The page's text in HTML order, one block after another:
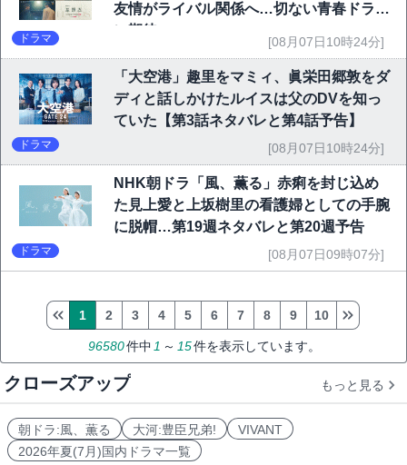
友情がライバル関係へ…切ない青春ドラマ
に期待
ドラマ [08月07日10時24分]
「大空港」趣里をマミィ、眞栄田郷敦をダ
ディと話しかけたルイスは父のDVを知っ
ていた【第3話ネタバレと第4話予告】
ドラマ [08月07日10時24分]
NHK朝ドラ「風、薫る」赤痢を封じ込め
た見上愛と上坂樹里の看護婦としての手腕
に脱帽…第19週ネタバレと第20週予告
ドラマ [08月07日09時07分]
96580件中1 ～ 15件を表示しています。
1 2 3 4 5 6 7 8 9 10
クローズアップ もっと見る
朝ドラ:風、薫る 大河:豊臣兄弟!
VIVANT
2026年夏(7月)国内ドラマ一覧